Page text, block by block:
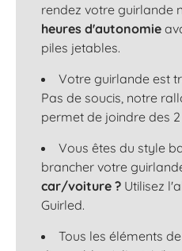
rendez votre guirlande
heures d'autonomie
piles jetables.
Votre guirlande est
Pas de soucis, notre
permet de joindre des
Vous êtes du style
brancher votre
car/voiture ? Utilisez
Guirled.
Tous les éléments